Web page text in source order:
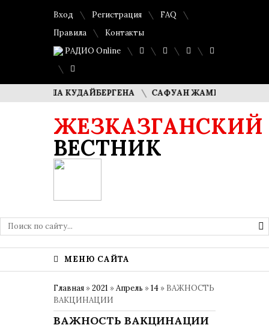
Вход Регистрация
FAQ
Правила
Контакты
РАДИО Online
КУДАЙБЕРГЕНА САФУАН ЖАМПЕИСОВ: «МЫ
ЖЕЗКАЗГАНСКИЙ
ВЕСТНИК
МЕНЮ САЙТА
Главная »2021 »Апрель »14 » ВАЖНОСТЬ
ВАКЦИНАЦИИ
ВАЖНОСТЬ ВАКЦИНАЦИИ